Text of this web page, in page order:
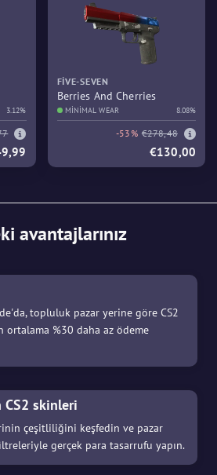
3.12%
FIVE-SEVEN
Berries And Cherries
MINIMAL WEAR 8.08%
-53% €278,48
€130,00
avantajlarınız
topluluk pazar yerine göre CS2
ortalama %30 daha az ödeme
skinleri
çeşitliliğini keşfedin ve pazar
gerçek para tasarrufu yapın.